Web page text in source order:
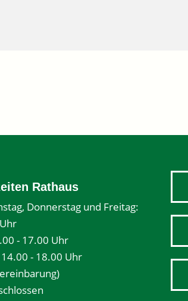
Rathaus
Donnerstag und Freitag:
- 17.00 Uhr
- 18.00 Uhr